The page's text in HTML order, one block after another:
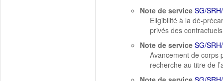
Note de service SG/
Eligibilité à la dé-
privés des
Note de service SG/
Avancement de corps
recherche au titre de